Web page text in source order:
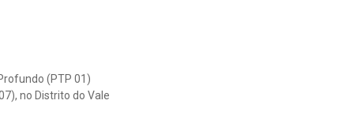
(PTP 01)
no Distrito do Vale